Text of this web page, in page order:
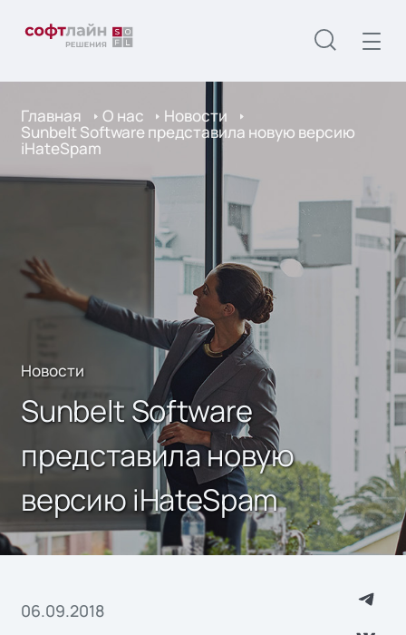
Главная О нас Новости
Sunbelt Software представила новую версию
iHateSpam
Новости
Sunbelt Software
представила новую
версию iHateSpam
06.09.2018